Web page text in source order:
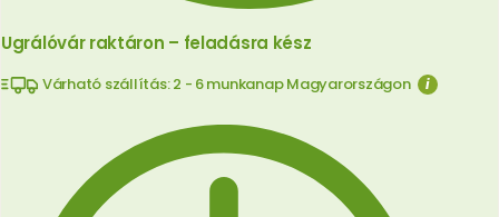
Ugrálóvár raktáron – feladásra kész
Várható szállítás: 2 - 6 munkanap Magyarországon i